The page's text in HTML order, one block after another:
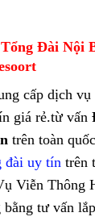
Đài Nội
cấp dịch
giá rẻ.từ vấn
trên toàn
đài uy tín trên
Viễn Thông
tư vấn